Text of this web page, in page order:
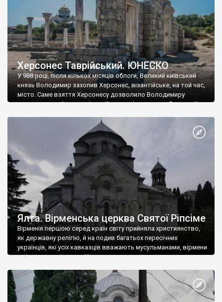
Херсонес Таврійський. ЮНЕСКО
У 988 році, після кількох місяців облоги, Великий київський
князь Володимир захопив Херсонес, візантійське, на той час,
місто. Саме взяття Херсонесу дозволило Володимиру
диктувати свої умови візантійському імператору Василю ІІ, та
Херсонесі Володимир-язичник, став Василем-християнином.
А потім було Хрещення Русі. На честь Херсонесу Таврійського
Ялта. Вірменська церква Святої Ріпсіме
Вірменія першою серед країн світу прийняла християнство,
як державну релігію, й на подив багатьох пересічних
українців, які усіх кавказців вважають мусульманами, вірмени
є відданими вірянами Христа